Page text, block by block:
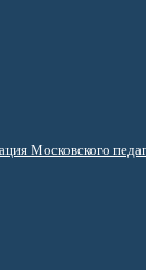
Московского